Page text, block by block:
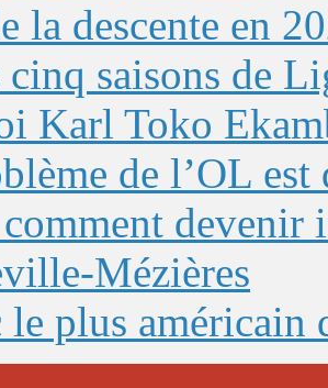
la descente en
cinq saisons de
Karl Toko
de l’OL
devenir
Mézières
le plus américain